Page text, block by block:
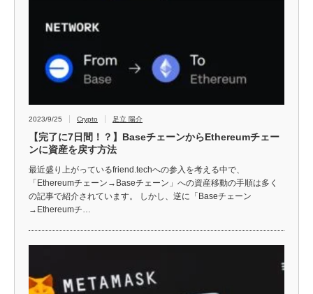
2023/9/25 Crypto 足立 陽介
【完了に7日間！？】BaseチェーンからEthereumチェー
ンに資産を戻す方法
最近盛り上がっているfriend.techへの参入を考える中で、
「Ethereumチェーン→Baseチェーン」への資産移動の手順は多く
の記事で紹介されています。 しかし、逆に「Baseチェーン
→Ethereumチ…